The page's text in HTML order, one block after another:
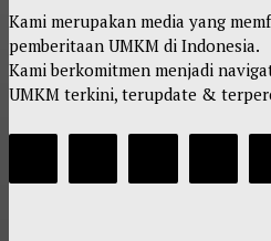
Kami merupakan media yang
pemberitaan UMKM di Indonesia.
Kami berkomitmen menjadi
UMKM terkini, terupdate &